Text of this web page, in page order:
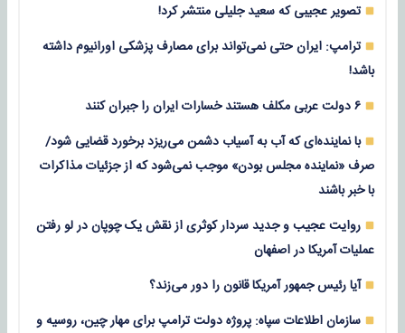
تصویر عجیبی که سعید جلیلی منتشر کرد!
ترامپ: ایران حتی نمی‌تواند برای مصارف پزشکی اورانیوم داشته
باشد!
۶ دولت عربی مکلف هستند خسارات ایران را جبران کنند
با نماینده‌ای که آب به آسیاب دشمن می‌ریزد برخورد قضایی شود/
صرف «نماینده مجلس بودن» موجب نمی‌شود که از جزئیات مذاکرات
با خبر باشند
روایت عجیب و جدید سردار کوثری از نقش یک چوپان در لو رفتن
عملیات آمریکا در اصفهان
آیا رئیس جمهور آمریکا قانون را دور می‌زند؟
سازمان اطلاعات سپاه: پروژه دولت ترامپ برای مهار چین، روسیه و